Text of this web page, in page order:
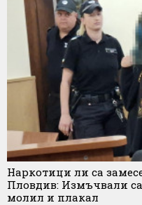
Наркотици ли са
Пловдив: Измъчвали са
молил и плакал